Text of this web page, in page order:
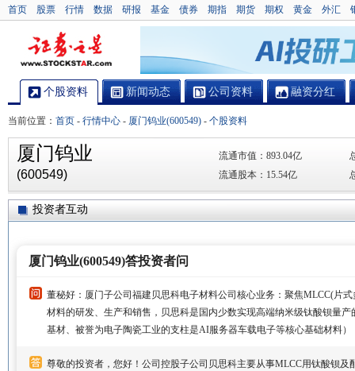
首页 股票 行情 数据 研报 基金 债券 期指 期货 期权 黄金 外汇
个股资料 新闻动态 公司资料 融资分红
当前位置： 首页 - 行情中心 - 厦门钨业(600549) - 个股资料
厦门钨业
(600549)
流通市值： 893.04亿
流通股本： 15.54亿
投资者互动
厦门钨业(600549)答投资者问
董秘好：厦门子公司福建贝思科电子材料公司核心业务：聚焦MLCC(片
材料的研发、生产和销售，贝思科是国内少数实现高端纳米级钛酸钡量
基材、被誉为电子陶瓷工业的支柱是AI服务器车载电子等核心基础材料
尊敬的投资者，您好！公司控股子公司贝思科主要从事MLCC用钛酸钡及